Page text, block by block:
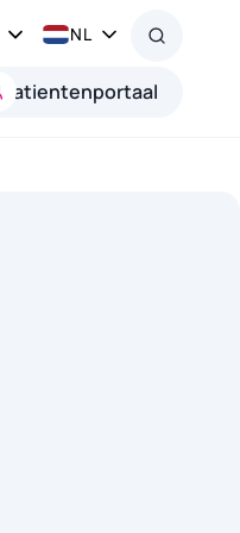
NL
Patientenportaal